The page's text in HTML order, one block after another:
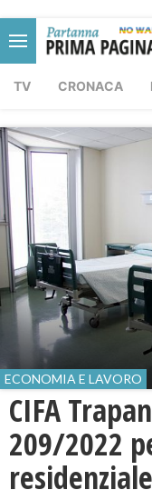
TV CRONACA
ECONOMIA E LAVORO
CIFA
209/2022